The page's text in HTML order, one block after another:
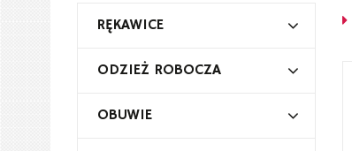
RĘKAWICE
ODZIEŻ ROBOCZA
OBUWIE